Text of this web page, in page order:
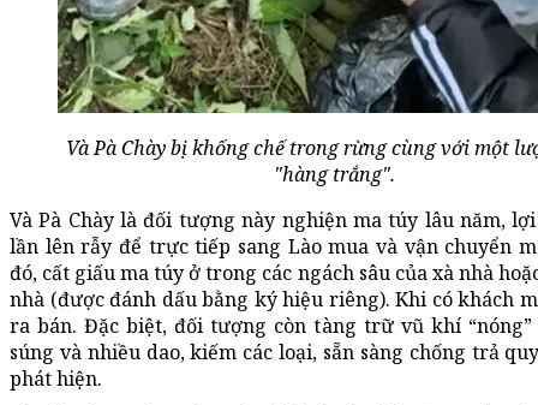
Và Pà Chày bị khống chế trong rừng cùng với một
"hàng trắng".
Và Pà Chày là đối tượng này nghiện ma túy lâu năm,
lần lên rẫy để trực tiếp sang Lào mua và vận chuyển
đó, cất giấu ma túy ở trong các ngách sâu của xà nhà
nhà (được đánh dấu bằng ký hiệu riêng). Khi có khách
ra bán. Đặc biệt, đối tượng còn tàng trữ vũ khí “nóng”
súng và nhiều dao, kiếm các loại, sẵn sàng chống trả
phát hiện.